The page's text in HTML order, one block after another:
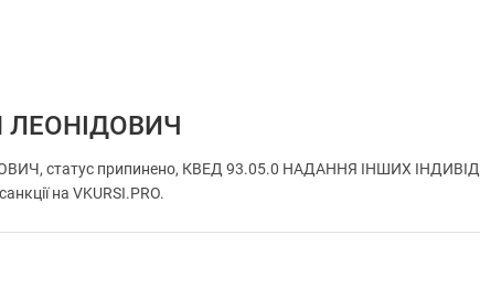
статус припинено, КВЕД 93.05.0 НАДАННЯ ІНШИХ
на VKURSI.PRO.